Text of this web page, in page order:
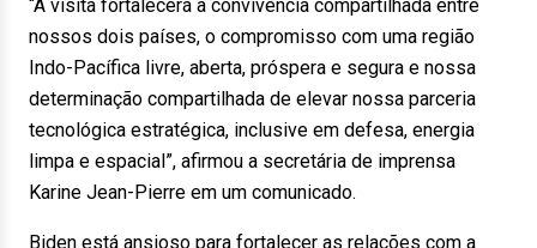
“A visita fortalecerá a convivência compartilhada entre
nossos dois países, o compromisso com uma região
Indo-Pacífica livre, aberta, próspera e segura e nossa
determinação compartilhada de elevar nossa parceria
tecnológica estratégica, inclusive em defesa, energia
limpa e espacial”, afirmou a secretária de imprensa
Karine Jean-Pierre em um comunicado.
Biden está ansioso para fortalecer as relações com a